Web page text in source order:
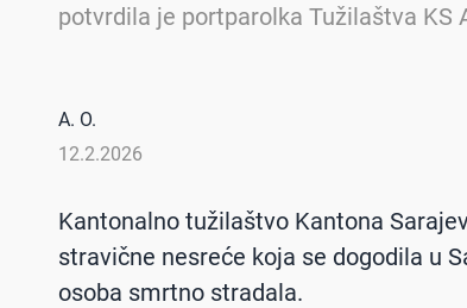
potvrdila je portparolka Tužilaštva KS
A. O.
12.2.2026
Kantonalno tužilaštvo Kantona
stravične nesreće koja se dogodila u
osoba smrtno stradala.